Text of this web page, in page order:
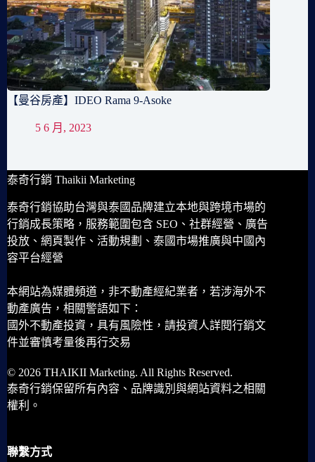
【曼谷房產】IDEO Rama 9-Asoke
5 6 月, 2023
泰奇行銷 Thaikii Marketing
泰奇行銷協助台灣與泰國品牌建立本地與跨境市場的
行銷成長策略，服務範圍包含 SEO、社群經營、廣告
投放、網頁製作、活動規劃、泰國市場推廣與中國內
容平台經營
本網站為媒體頻道，非不動產經紀業者，若涉海外不
動產廣告，相關警語如下：
國外不動產投資，具有風險性，請投資人詳閱行銷文
件並審慎考量後再行交易
© 2026 THAIKII Marketing. All Rights Reserved.
泰奇行銷保留所有內容、品牌識別與網站資料之相關
權利。
聯繫方式